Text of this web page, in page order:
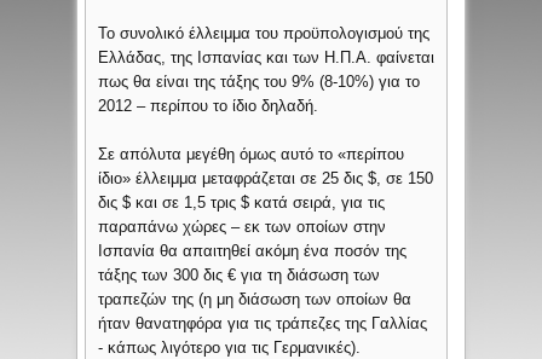
Το συνολικό έλλειμμα του προϋπολογισμού της
Ελλάδας, της Ισπανίας και των Η.Π.Α. φαίνεται
πως θα είναι της τάξης του 9% (8-10%) για το
2012 – περίπου το ίδιο δηλαδή.
Σε απόλυτα μεγέθη όμως αυτό το «περίπου
ίδιο» έλλειμμα μεταφράζεται σε 25 δις $, σε 150
δις $ και σε 1,5 τρις $ κατά σειρά, για τις
παραπάνω χώρες – εκ των οποίων στην
Ισπανία θα απαιτηθεί ακόμη ένα ποσόν της
τάξης των 300 δις € για τη διάσωση των
τραπεζών της (η μη διάσωση των οποίων θα
ήταν θανατηφόρα για τις τράπεζες της Γαλλίας
- κάπως λιγότερο για τις Γερμανικές).